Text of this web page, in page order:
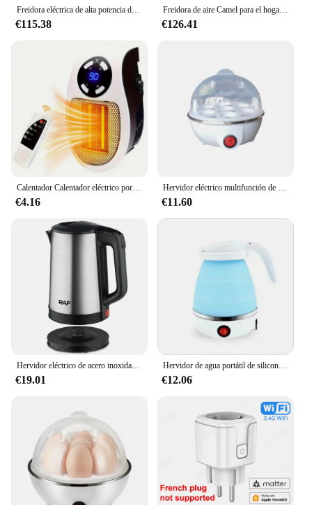
Freidora eléctrica de alta potencia de 2000W para aperitivos, diseñada específicamente para pollo frito, patatas fritas y filtro dulce de patatas fritas
€115.38
Freidora de aire Camel para el hogar, multifunción, inteligente, automática, eléctrica, gran capacidad, papas fritas, máquina para hornear, integra
€126.41
Calentador Calentador eléctrico portátil Calentador de habitación montado en la pared enchufable Electrodomésticos Estufa de calefacción Mini radiador Calentador remoto 500W
€4.16
Hervidor eléctrico multifunción de huevos, hervidor de huevos individual, electrodomésticos de cocina para desayuno rápido al vapor
€11.60
€19.01
Hervidor de agua portátil de silicona 304 para el hogar, tetera plegable de viaje de 600ML, 110V/220V, electrodomésticos de cocina
€12.06